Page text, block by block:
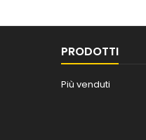
PRODOTTI
Più venduti